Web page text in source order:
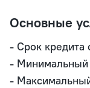
Основные
- Срок кредита
- Минимальный
-